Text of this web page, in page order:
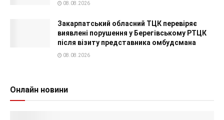
08.08.2026
Закарпатський обласний ТЦК перевіряє
виявлені порушення у Берегівському РТЦК
після візиту представника омбудсмана
08.08.2026
Онлайн новини